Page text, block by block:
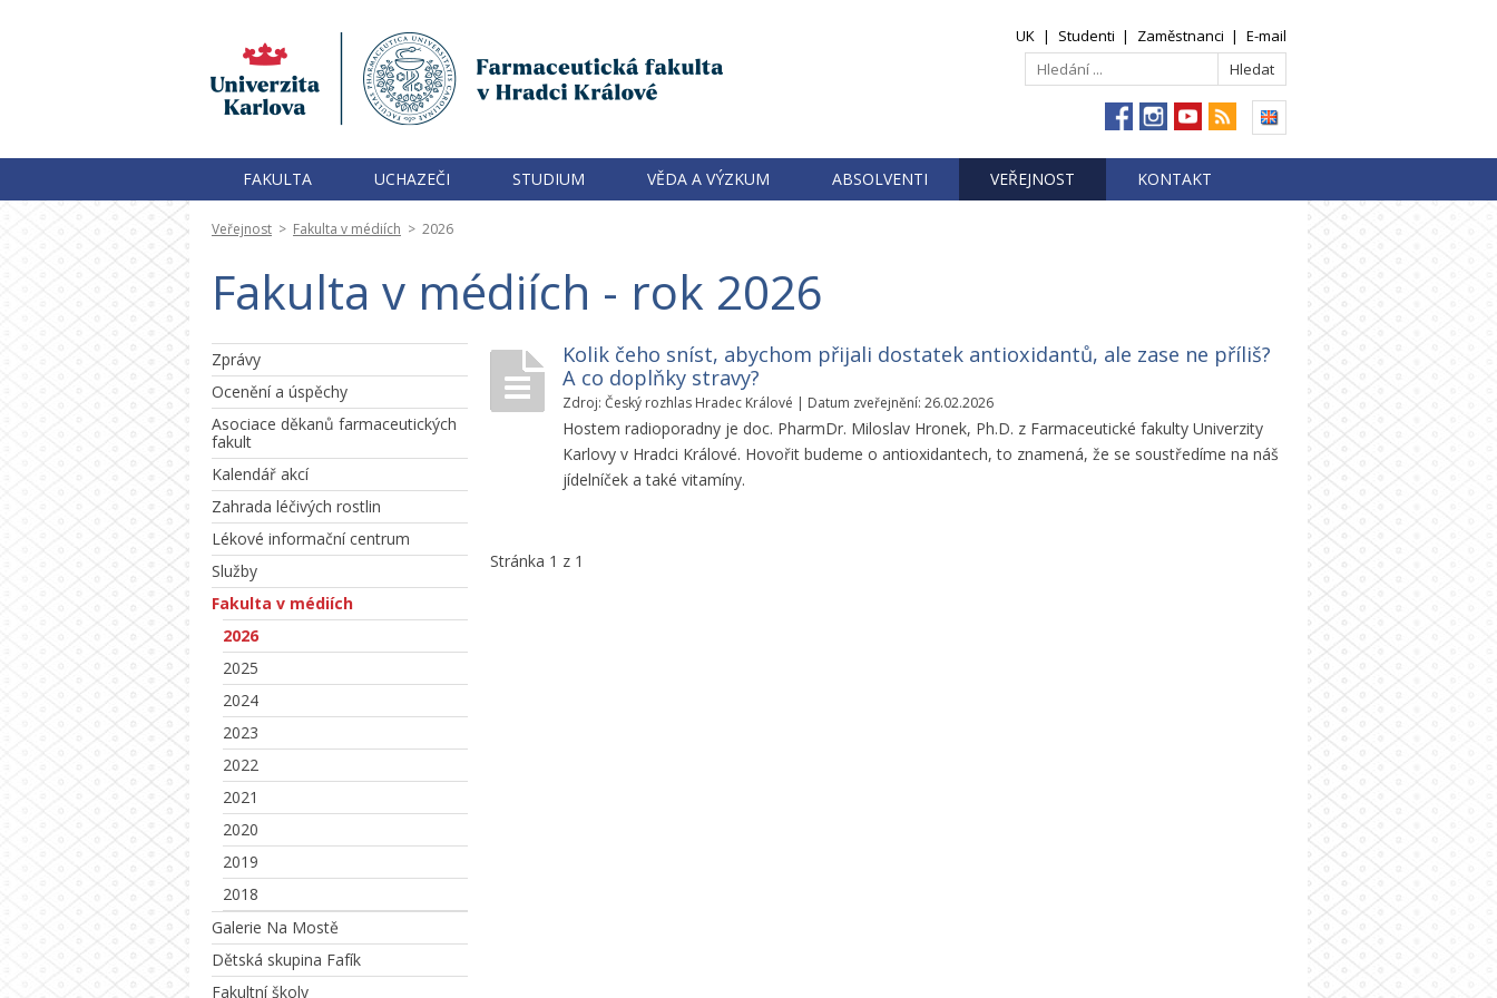
UK | Studenti | Zaměstnanci | E-mail
FAKULTA UCHAZEČI STUDIUM VĚDA A VÝZKUM ABSOLVENTI VEŘEJNOST KONTAKT
Veřejnost > Fakulta v médiích > 2026
Fakulta v médiích - rok 2026
Zprávy
Ocenění a úspěchy
Asociace děkanů farmaceutických
fakult
Kalendář akcí
Zahrada léčivých rostlin
Lékové informační centrum
Služby
Fakulta v médiích
2026
2025
2024
2023
2022
2021
2020
2019
2018
Galerie Na Mostě
Dětská skupina Fafík
Fakultní školy
Kolik čeho sníst, abychom přijali dostatek antioxidantů, ale zase ne příliš?
A co doplňky stravy?
Zdroj: Český rozhlas Hradec Králové | Datum zveřejnění: 26.02.2026
Hostem radioporadny je doc. PharmDr. Miloslav Hronek, Ph.D. z Farmaceutické fakulty Univerzity
Karlovy v Hradci Králové. Hovořit budeme o antioxidantech, to znamená, že se soustředíme na náš
jídelníček a také vitamíny.
Stránka 1 z 1